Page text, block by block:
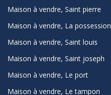
Maison à vendre, Saint pierre
Maison à vendre, La possession
Maison à vendre, Saint louis
Maison à vendre, Saint joseph
Maison à vendre, Le port
Maison à vendre, Le tampon